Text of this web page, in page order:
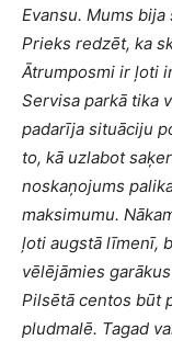
Evansu. Mums
Prieks redzēt, ka
Ātrumposmi ir ļoti
Servisa parkā tika
padarīja situāciju
to, kā uzlabot
noskaņojums
maksimumu.
ļoti augstā līmenī,
vēlējāmies
Pilsētā centos būt
pludmalē. Tagad